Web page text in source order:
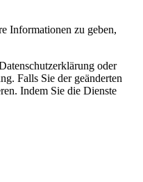
Informationen zu geben,
oder
Falls Sie der geänderten
Indem Sie die Dienste